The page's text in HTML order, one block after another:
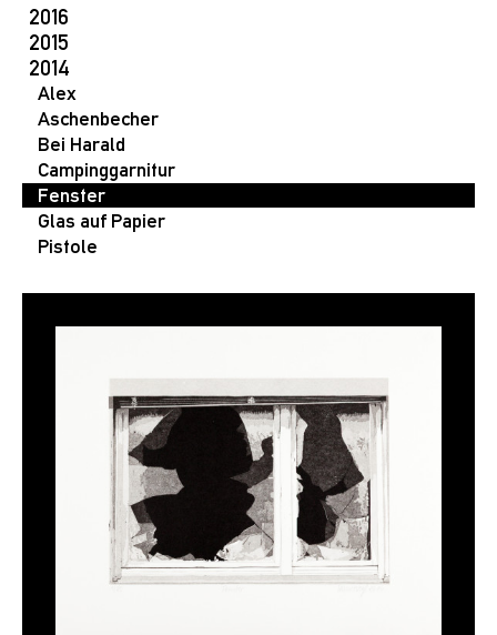
2016
2015
2014
Alex
Aschenbecher
Bei Harald
Campinggarnitur
Fenster
Glas auf Papier
Pistole